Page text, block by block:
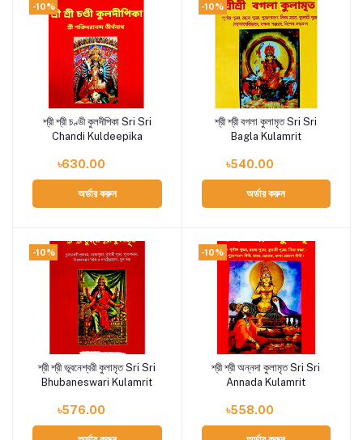
-10%
Add to cart
শ্রী শ্রী চণ্ডী কুলদীপিকা Sri Sri
Chandi Kuldeepika
৳630.00
অর্ডার করুন
-10%
Add to cart
শ্রী শ্রী বগলা কুলামৃত Sri Sri
Bagla Kulamrit
৳540.00
অর্ডার করুন
-10%
Add to cart
শ্রী শ্রী ভূবনেশ্বরী কুলামৃত Sri Sri
Bhubaneswari Kulamrit
৳576.00
-10%
Add to cart
শ্রী শ্রী অন্নদা কুলামৃত Sri Sri
Annada Kulamrit
৳558.00